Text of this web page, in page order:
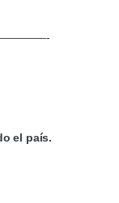
el país.